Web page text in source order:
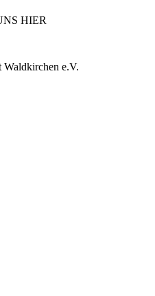
HIER
Waldkirchen e.V.